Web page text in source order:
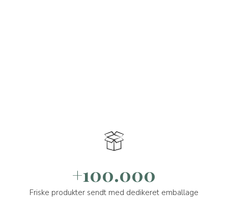
+100.000
Friske produkter sendt med dedikeret emballage